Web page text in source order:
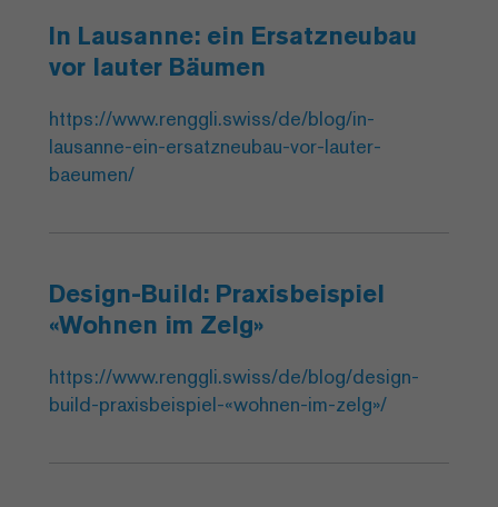
In Lausanne: ein Ersatzneubau
vor lauter Bäumen
https://www.renggli.swiss/de/blog/in-
lausanne-ein-ersatzneubau-vor-lauter-
baeumen/
Design-Build: Praxisbeispiel
«Wohnen im Zelg»
https://www.renggli.swiss/de/blog/design-
build-praxisbeispiel-«wohnen-im-zelg»/